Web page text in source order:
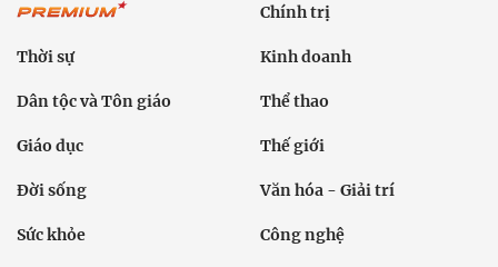
Chính trị
Thời sự Kinh doanh
Dân tộc và Tôn giáo Thể thao
Giáo dục Thế giới
Đời sống Văn hóa - Giải trí
Sức khỏe Công nghệ